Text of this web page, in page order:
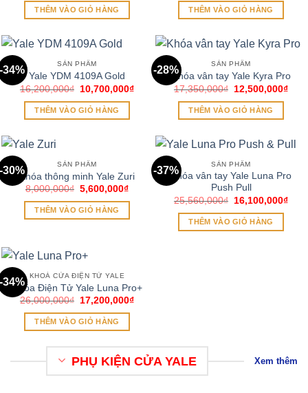
là:
17,700,000₫.
THÊM VÀO GIỎ HÀNG
là:
14,440,000₫.
THÊM VÀO GIỎ HÀNG
-34%
SẢN PHẨM
Yale YDM 4109A Gold
16,200,000₫
Giá
gốc
là:
16,200,000₫.
10,700,000₫Giá
THÊM VÀO GIỎ HÀNG
-28%
SẢN PHẨM
Khóa vân tay Yale Kyra Pro
17,350,000₫
Giá
gốc
là:
17,350,000₫.
12,500,000₫Giá
THÊM VÀO GIỎ HÀNG
-30%
SẢN PHẨM
Khóa thông minh Yale Zuri
8,000,000₫ Giá
là:
8,000,000₫.
5,600,000₫Giá
THÊM VÀO GIỎ HÀNG
-37%
SẢN PHẨM
Khóa vân tay Yale Luna Pro
Push Pull
25,560,000₫
Giá
gốc
là:
25,560,000₫.
16,100,000₫Giá
THÊM VÀO GIỎ HÀNG
-34%
KHOÁ CỬA ĐIỆN TỬ YALE
Khóa Điện Tử Yale Luna Pro+
26,000,000₫
Giá
là:
26,000,000₫.
17,200,000₫Giá
THÊM VÀO GIỎ HÀNG
PHỤ KIỆN CỬA YALE Xem thêm